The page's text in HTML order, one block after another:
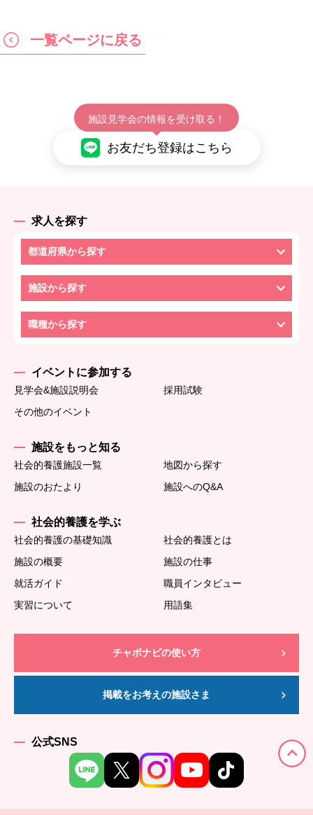
一覧ページに戻る
施設見学会の情報を受け取る！
お友だち登録はこちら
求人を探す
都道府県から探す
施設から探す
職種から探す
イベントに参加する
見学会&施設説明会
採用試験
その他のイベント
施設をもっと知る
社会的養護施設一覧
地図から探す
施設のおたより
施設へのQ&A
社会的養護を学ぶ
社会的養護の基礎知識
社会的養護とは
施設の概要
施設の仕事
就活ガイド
職員インタビュー
実習について
用語集
チャボナビの使い方
掲載をお考えの施設さま
公式SNS